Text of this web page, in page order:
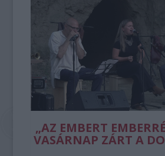
„AZ EMBERT
VASÁRNAP ZÁRT A